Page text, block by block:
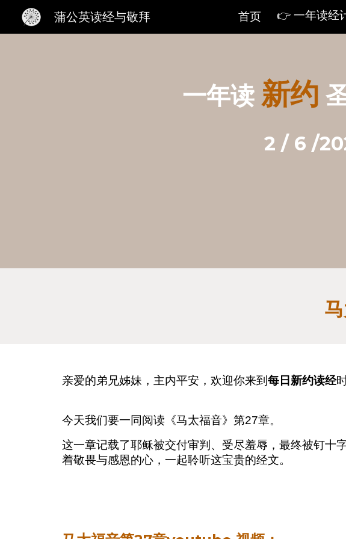
Skip to main content
蒲公英读经与敬拜 首页 👉 一年读经
一年读 新约
2 / 6 /
亲爱的弟兄姊妹，主内平安，欢迎你来到 每日新约读经
今天我们要一同阅读《马太福音》第27章。
这一章记载了耶稣被交付审判、受尽羞辱，最终被钉十
着敬畏与感恩的心，一起聆听这宝贵的经文。